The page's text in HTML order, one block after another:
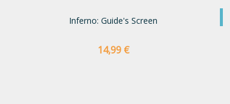
Inferno: Guide's Screen
Preço
14,99 €